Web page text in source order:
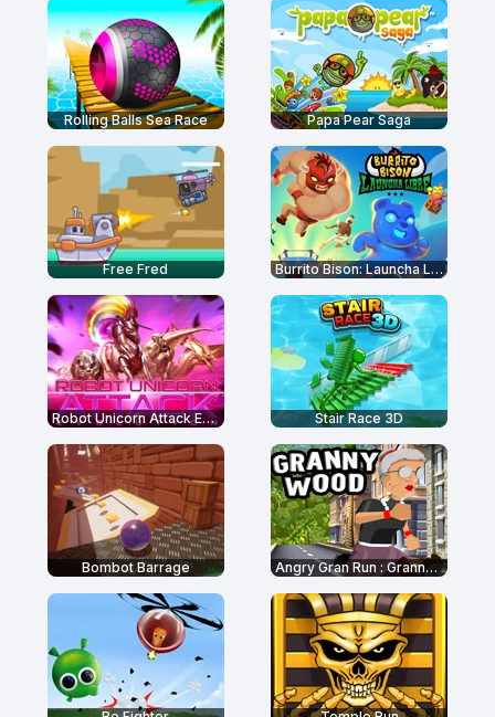
Rolling Balls Sea Race Papa Pear Saga
Free Fred Burrito Bison: Launcha Libre
Robot Unicorn Attack Evolution Stair Race 3D
Bombot Barrage Angry Gran Run : Grannywood